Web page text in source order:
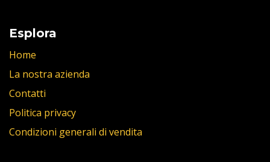
Esplora
Home
La nostra azienda
Contatti
Politica privacy
Condizioni generali di vendita